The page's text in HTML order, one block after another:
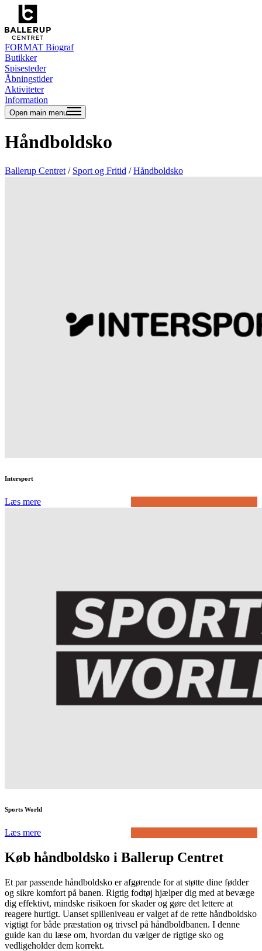
FORMAT Biograf
Butikker
Spisesteder
Åbningstider
Aktiviteter
Information
Open main menu
Håndboldsko
Ballerup Centret / Sport og Fritid /Håndboldsko
Intersport
Læs mere
Sports World
Læs mere
Køb håndboldsko i Ballerup Centret
Et par passende håndboldsko er afgørende for at støtte dine fødder
og sikre komfort på banen. Rigtig fodtøj hjælper dig med at bevæge
dig effektivt, mindske risikoen for skader og gøre det lettere at
reagere hurtigt. Uanset spilleniveau er valget af de rette håndboldsko
vigtigt for både præstation og trivsel på håndboldbanen. I denne
guide kan du læse om, hvordan du vælger de rigtige sko og
vedligeholder dem korrekt.